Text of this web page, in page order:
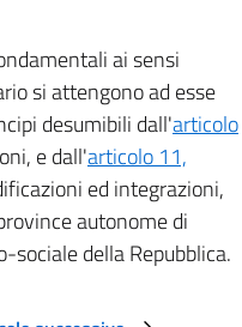
ai sensi
si attengono ad esse
desumibili dall'articolo
e dall'articolo 11,
ed integrazioni,
autonome di
della Repubblica.